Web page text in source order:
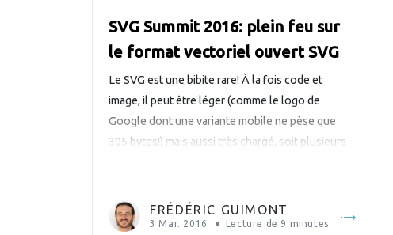
SVG Summit 2016: plein feu sur
le format vectoriel ouvert SVG
Le SVG est une bibite rare! À la fois code et
image, il peut être léger (comme le logo de
Google dont une variante mobile ne pèse que
305 bytes!) mais aussi très chargé, soit plusieurs
FRÉDÉRIC GUIMONT
3 Mar. 2016 Lecture de 9 minutes.